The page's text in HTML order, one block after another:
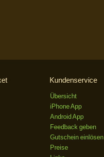
Kundenservice
Übersicht
iPhone App
Android App
Feedback geben
Gutschein einlösen
Preise